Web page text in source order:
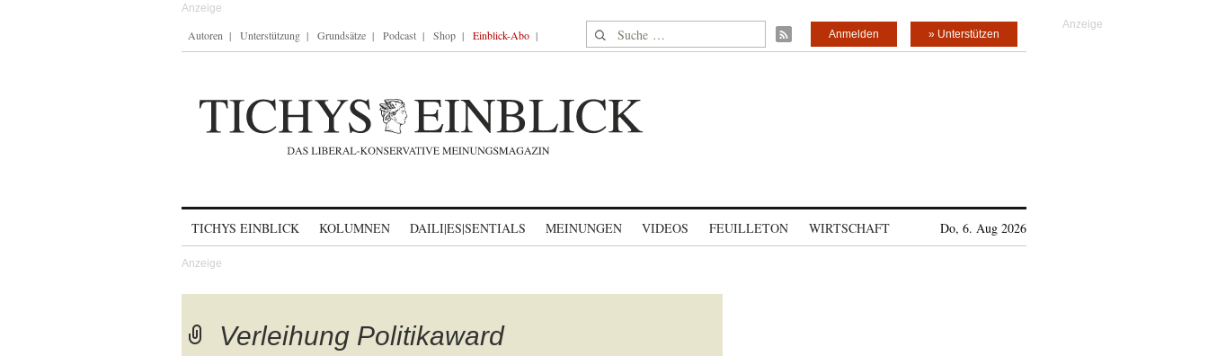
Autoren Unterstützung Grundsätze Podcast Shop Einblick-Abo Suche nach: » Unterstützen
Anmelden
TICHYS EINBLICK KOLUMNEN DAILI|ES|SENTIALS MEINUNGEN VIDEOS FEUILLETON WIRTSCHAFT Do, 6. Aug 2026
Verleihung Politikaward